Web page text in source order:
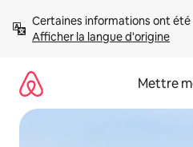
directement
Afficher la langue d'origine
Mettre